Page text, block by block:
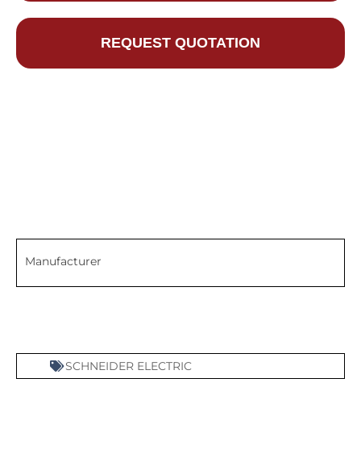
REQUEST QUOTATION
Manufacturer
SCHNEIDER ELECTRIC